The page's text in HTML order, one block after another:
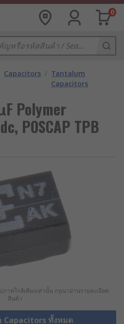
0
Capacitors / Tantalum
Capacitors
Polymer
POSCAP TPB
าพใกล้เคียงเท่านั้น กรุณาอ่านรายละเอียด
สินค้า
Capacitors ทั้งหมด